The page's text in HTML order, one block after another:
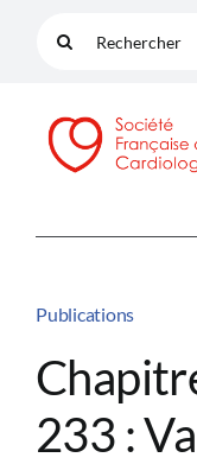
Rechercher:
Publications
233 :